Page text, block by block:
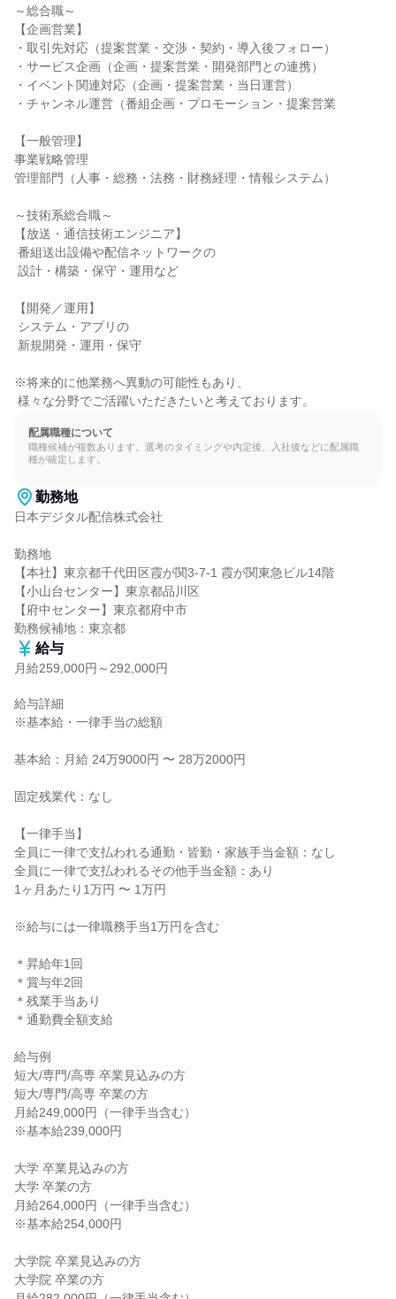
～総合職～
【企画営業】
・取引先対応（提案営業・交渉・契約・導入後フォロー）
・サービス企画（企画・提案営業・開発部門との連携）
・イベント関連対応（企画・提案営業・当日運営）
・チャンネル運営（番組企画・プロモーション・提案営業
【一般管理】
事業戦略管理
管理部門（人事・総務・法務・財務経理・情報システム）
～技術系総合職～
【放送・通信技術エンジニア】
【開発／運用】
※将来的に他業務へ異動の可能性もあり、
様々な分野でご活躍いただきたいと考えております。
配属職種について
職種候補が複数あります。選考のタイミングや内定後、入社後などに配属職
種が確定します。
勤務地
日本デジタル配信株式会社
勤務地
【本社】東京都千代田区霞が関3-7-1 霞が関東急ビル14階
【小山台センター】東京都品川区
【府中センター】東京都府中市
勤務候補地：東京都
給与
月給259,000円～292,000円
給与詳細
※基本給・一律手当の総額
基本給：月給 24万9000円 〜 28万2000円
固定残業代：なし
【一律手当】
全員に一律で支払われる通勤・皆勤・家族手当金額：なし
全員に一律で支払われるその他手当金額：あり
1ヶ月あたり1万円 〜 1万円
※給与には一律職務手当1万円を含む
＊昇給年1回
＊賞与年2回
＊残業手当あり
＊通勤費全額支給
給与例
短大/専門/高専 卒業見込みの方
短大/専門/高専 卒業の方
月給249,000円（一律手当含む）
※基本給239,000円
大学 卒業見込みの方
大学 卒業の方
月給264,000円（一律手当含む）
※基本給254,000円
大学院 卒業見込みの方
大学院 卒業の方